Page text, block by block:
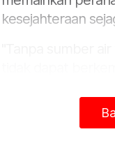
kesejahteraan
dalam catatan itu